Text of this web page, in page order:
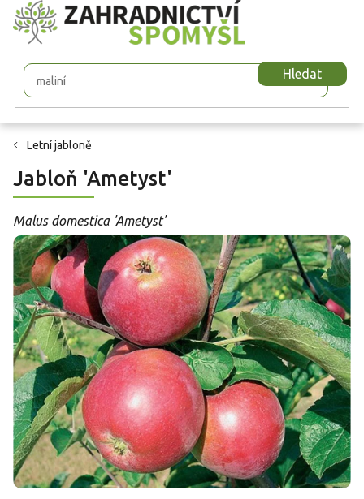
Přejít
na
obsah
Hledat
Letní jabloně
Jabloň 'Ametyst'
Malus domestica 'Ametyst'